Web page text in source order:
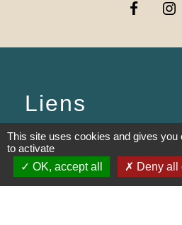
Liens
PREFECTURE DE SAÔNE
LOIRE
This site uses cookies and gives you
to activate
OK, accept all
Deny all